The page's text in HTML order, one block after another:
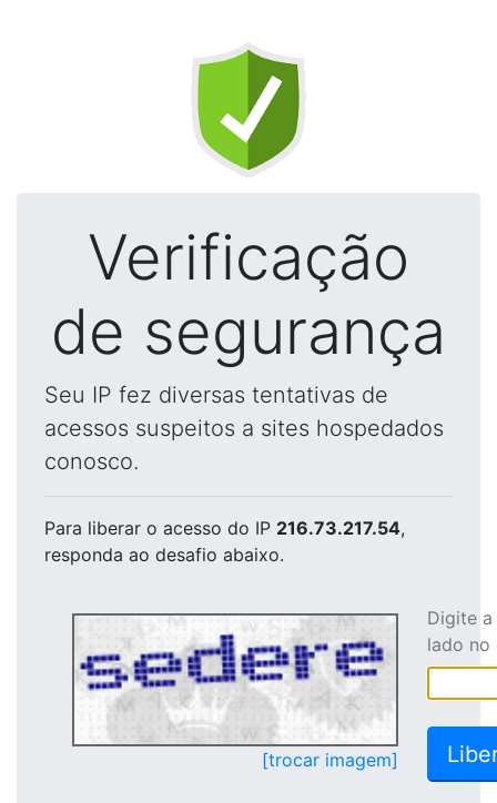
Verificação
de segurança
Seu IP fez diversas tentativas de
acessos suspeitos a sites hospedados
conosco.
Para liberar o acesso do IP 216.73.217.54,
responda ao desafio abaixo.
[trocar imagem]
Digite
lado no